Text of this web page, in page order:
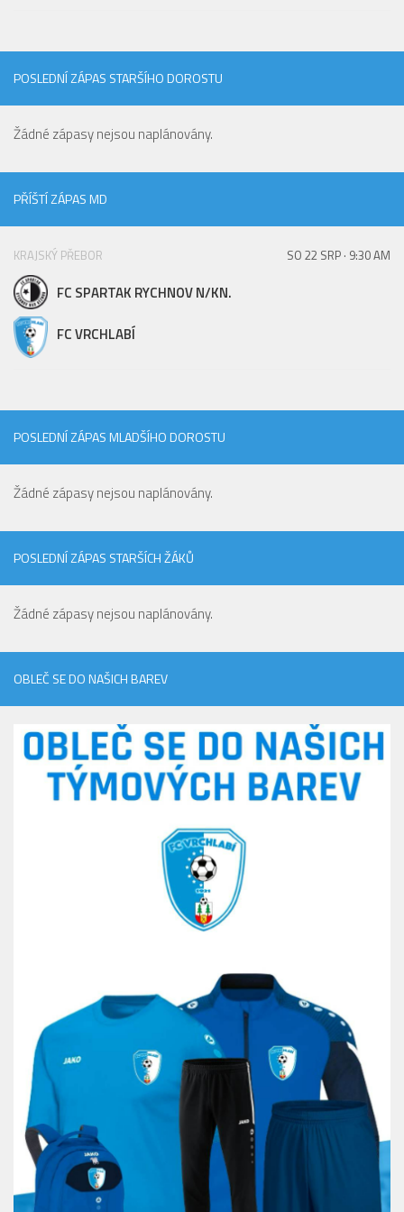
POSLEDNÍ ZÁPAS STARŠÍHO DOROSTU
Žádné zápasy nejsou naplánovány.
PŘÍŠTÍ ZÁPAS MD
KRAJSKÝ PŘEBOR SO 22 SRP · 9:30 AM
FC SPARTAK RYCHNOV N/KN.
FC VRCHLABÍ
POSLEDNÍ ZÁPAS MLADŠÍHO DOROSTU
Žádné zápasy nejsou naplánovány.
POSLEDNÍ ZÁPAS STARŠÍCH ŽÁKŮ
Žádné zápasy nejsou naplánovány.
OBLEČ SE DO NAŠICH BAREV